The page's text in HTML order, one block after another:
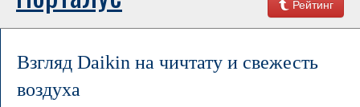
Рейтинг
Взгляд Daikin на чичтату и свежесть
воздуха